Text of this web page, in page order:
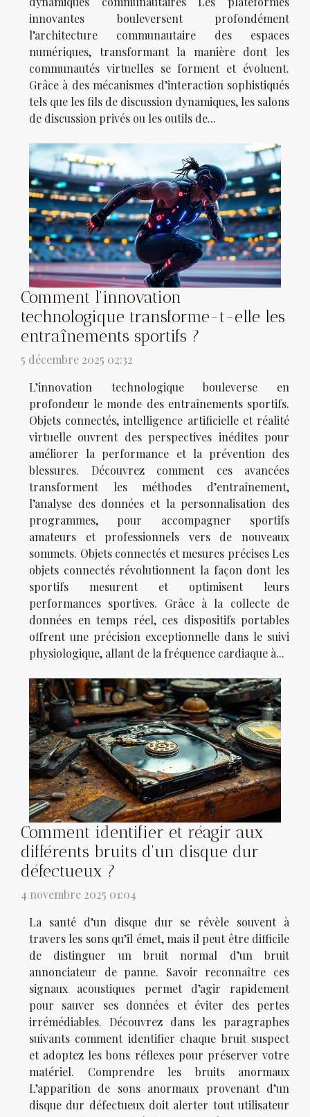
innovantes bouleversent profondément
l’architecture communautaire des espaces
numériques, transformant la manière dont les
communautés virtuelles se forment et évoluent.
Grâce à des mécanismes d’interaction sophistiqués
tels que les fils de discussion dynamiques, les salons
de discussion privés ou les outils de...
Comment l'innovation
technologique transforme-t-elle les
entraînements sportifs ?
5 décembre 2025 02:32
L’innovation technologique bouleverse en
profondeur le monde des entraînements sportifs.
Objets connectés, intelligence artificielle et réalité
virtuelle ouvrent des perspectives inédites pour
améliorer la performance et la prévention des
blessures. Découvrez comment ces avancées
transforment les méthodes d’entraînement,
l’analyse des données et la personnalisation des
programmes, pour accompagner sportifs
amateurs et professionnels vers de nouveaux
sommets. Objets connectés et mesures précises Les
objets connectés révolutionnent la façon dont les
sportifs mesurent et optimisent leurs
performances sportives. Grâce à la collecte de
données en temps réel, ces dispositifs portables
offrent une précision exceptionnelle dans le suivi
physiologique, allant de la fréquence cardiaque à...
Comment identifier et réagir aux
différents bruits d'un disque dur
défectueux ?
4 novembre 2025 01:04
La santé d’un disque dur se révèle souvent à
travers les sons qu’il émet, mais il peut être difficile
de distinguer un bruit normal d’un bruit
annonciateur de panne. Savoir reconnaître ces
signaux acoustiques permet d’agir rapidement
pour sauver ses données et éviter des pertes
irrémédiables. Découvrez dans les paragraphes
suivants comment identifier chaque bruit suspect
et adoptez les bons réflexes pour préserver votre
matériel. Comprendre les bruits anormaux
L’apparition de sons anormaux provenant d’un
disque dur défectueux doit alerter tout utilisateur